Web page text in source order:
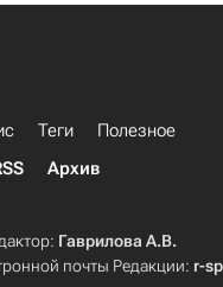
Теги
Полезное
Архив
Гаврилова А.В.
почты Редакции: r-